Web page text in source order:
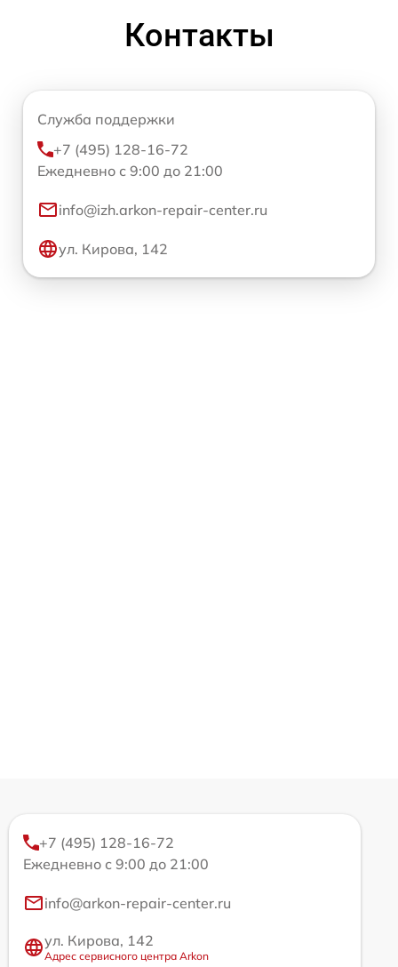
Контакты
Служба поддержки
+7 (495) 128-16-72
Ежедневно с 9:00 до 21:00
info@izh.arkon-repair-center.ru
ул. Кирова, 142
+7 (495) 128-16-72
Ежедневно с 9:00 до 21:00
info@arkon-repair-center.ru
ул. Кирова, 142
Адрес сервисного центра Arkon